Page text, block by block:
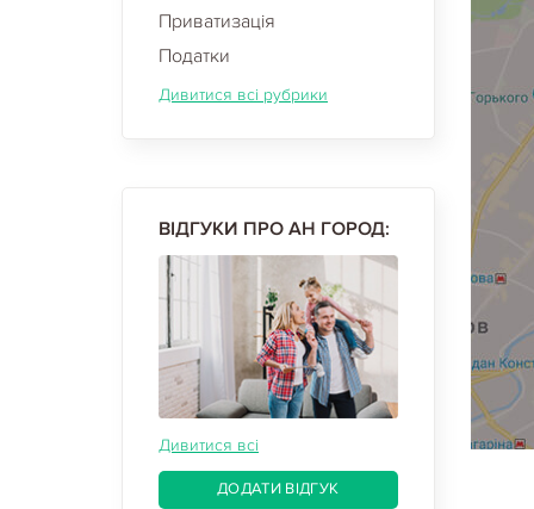
Приватизація
Податки
Дивитися всі рубрики
ВІДГУКИ ПРО АН ГОРОД:
Дивитися всі
ДОДАТИ ВІДГУК